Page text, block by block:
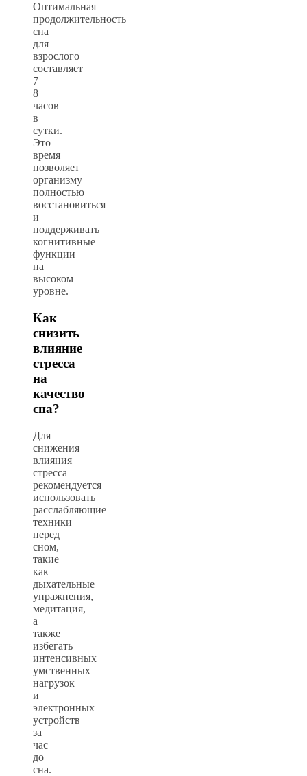
Оптимальная
продолжительность
сна
для
взрослого
составляет
7–
8
часов
в
сутки.
Это
время
позволяет
организму
полностью
восстановиться
и
поддерживать
когнитивные
функции
на
высоком
уровне.
Как
снизить
влияние
стресса
на
качество
сна?
Для
снижения
влияния
стресса
рекомендуется
использовать
расслабляющие
техники
перед
сном,
такие
как
дыхательные
упражнения,
медитация,
а
также
избегать
интенсивных
умственных
нагрузок
и
электронных
устройств
за
час
до
сна.